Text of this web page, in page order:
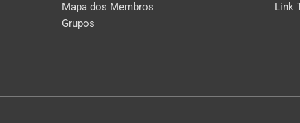
Mapa dos Membros
Grupos
Link